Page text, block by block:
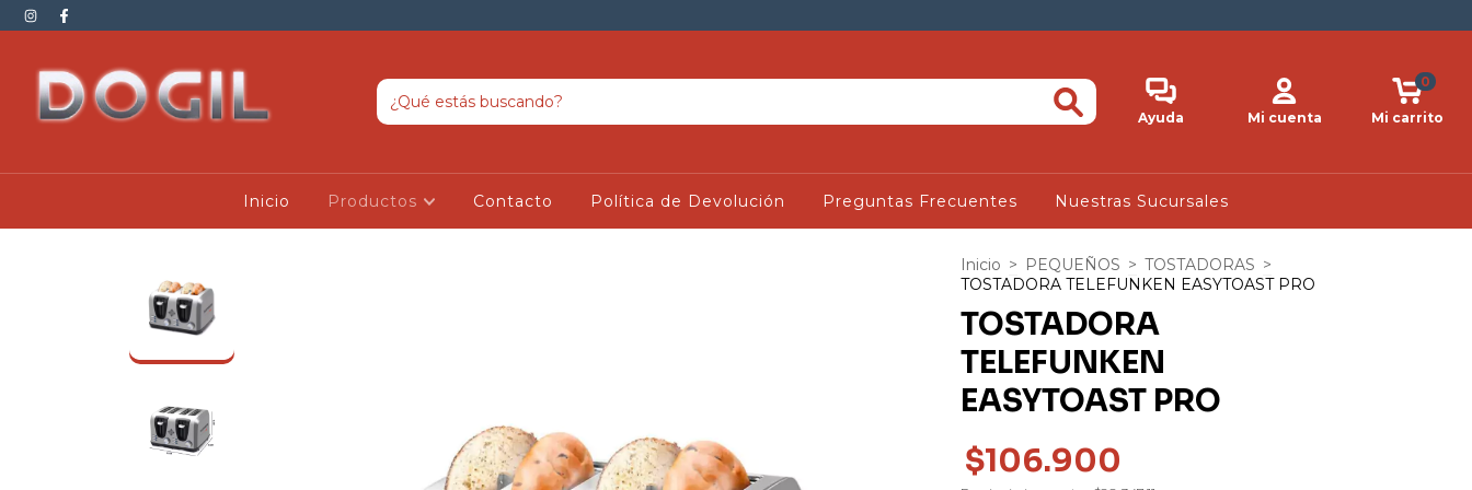
Ayuda Mi cuenta Mi carrito
0
Inicio Productos Contacto Política de Devolución Preguntas Frecuentes Nuestras Sucursales
Inicio > PEQUEÑOS > TOSTADORAS >
TOSTADORA TELEFUNKEN EASYTOAST PRO
TOSTADORA
TELEFUNKEN
EASYTOAST PRO
$106.900